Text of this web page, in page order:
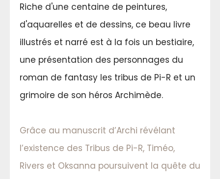
Riche d'une centaine de peintures,
d'aquarelles et de dessins, ce beau livre
illustrés et narré est à la fois un bestiaire,
une présentation des personnages du
roman de fantasy les tribus de Pi-R et un
grimoire de son héros Archimède.
Grâce au manuscrit d’Archi révélant
l’existence des Tribus de Pi-R, Timéo,
Rivers et Oksanna poursuivent la quête du